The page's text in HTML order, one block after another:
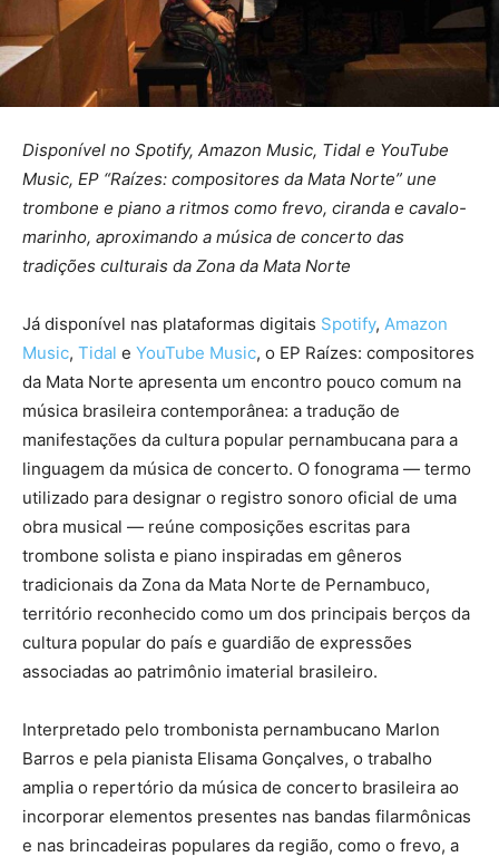
Disponível no Spotify, Amazon Music, Tidal e YouTube
Music, EP “Raízes: compositores da Mata Norte” une
trombone e piano a ritmos como frevo, ciranda e cavalo-
marinho, aproximando a música de concerto das
tradições culturais da Zona da Mata Norte
Já disponível nas plataformas digitais Spotify, Amazon
Music, Tidal e YouTube Music, o EP Raízes: compositores
da Mata Norte apresenta um encontro pouco comum na
música brasileira contemporânea: a tradução de
manifestações da cultura popular pernambucana para a
linguagem da música de concerto. O fonograma — termo
utilizado para designar o registro sonoro oficial de uma
obra musical — reúne composições escritas para
trombone solista e piano inspiradas em gêneros
tradicionais da Zona da Mata Norte de Pernambuco,
território reconhecido como um dos principais berços da
cultura popular do país e guardião de expressões
associadas ao patrimônio imaterial brasileiro.
Interpretado pelo trombonista pernambucano Marlon
Barros e pela pianista Elisama Gonçalves, o trabalho
amplia o repertório da música de concerto brasileira ao
incorporar elementos presentes nas bandas filarmônicas
e nas brincadeiras populares da região, como o frevo, a